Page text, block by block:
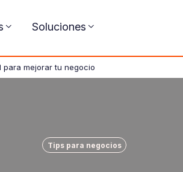
Soluciones
mejorar tu negocio
Tips para negocios